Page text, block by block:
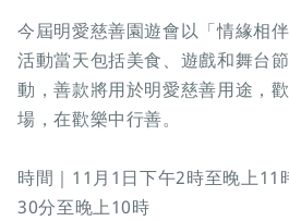
今屆明愛慈善園遊會以「情緣相
活動當天包括美食、遊戲和舞台
動，善款將用於明愛慈善用途，
場，在歡樂中行善。
時間｜11月1日下午2時至晚上11
30分至晚上10時